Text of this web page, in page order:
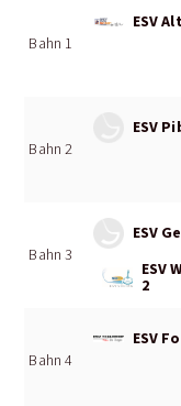
Bahn 1
ESV
Bahn 2
ESV
Bahn 3
ESV
ESV
2
Bahn 4
ESV